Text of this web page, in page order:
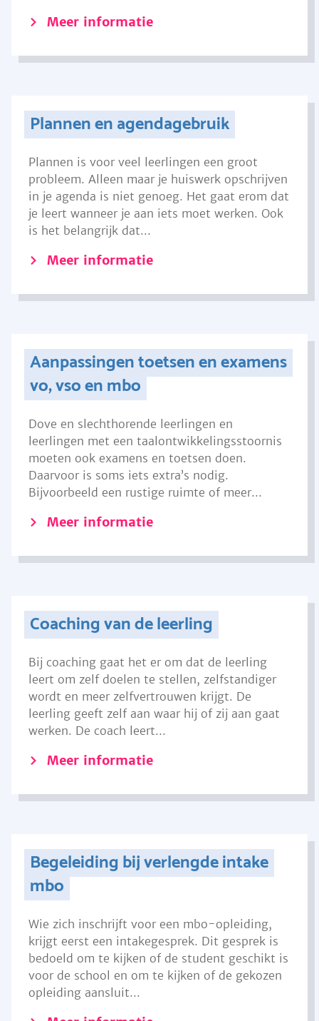
Meer informatie
Plannen en agendagebruik
Plannen is voor veel leerlingen een groot
probleem. Alleen maar je huiswerk opschrijven
in je agenda is niet genoeg. Het gaat erom dat
je leert wanneer je aan iets moet werken. Ook
is het belangrijk dat...
Meer informatie
Aanpassingen toetsen en examens
vo, vso en mbo
Dove en slechthorende leerlingen en
leerlingen met een taalontwikkelingsstoornis
moeten ook examens en toetsen doen.
Daarvoor is soms iets extra’s nodig.
Bijvoorbeeld een rustige ruimte of meer...
Meer informatie
Coaching van de leerling
Bij coaching gaat het er om dat de leerling
leert om zelf doelen te stellen, zelfstandiger
wordt en meer zelfvertrouwen krijgt. De
leerling geeft zelf aan waar hij of zij aan gaat
werken. De coach leert...
Meer informatie
Begeleiding bij verlengde intake
mbo
Wie zich inschrijft voor een mbo-opleiding,
krijgt eerst een intakegesprek. Dit gesprek is
bedoeld om te kijken of de student geschikt is
voor de school en om te kijken of de gekozen
opleiding aansluit...